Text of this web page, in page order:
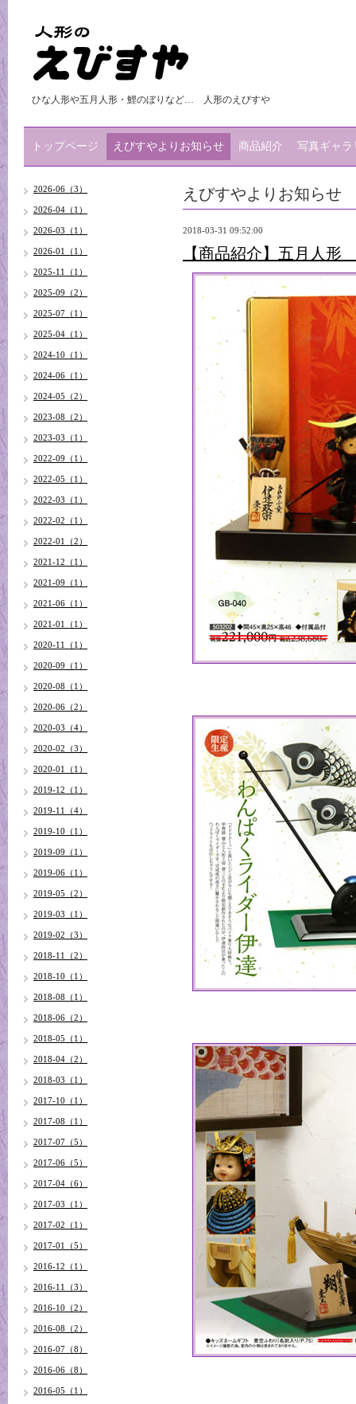
ひな人形や五月人形・鯉のぼりなど… 人形のえびすや
トップページ えびすやよりお知らせ 商品紹介 写真ギャラ
えびすやよりお知らせ
2018-03-31 09:52:00
【商品紹介】五月人
2026-06（3）
2026-04（1）
2026-03（1）
2026-01（1）
2025-11（1）
2025-09（2）
2025-07（1）
2025-04（1）
2024-10（1）
2024-06（1）
2024-05（2）
2023-08（2）
2023-03（1）
2022-09（1）
2022-05（1）
2022-03（1）
2022-02（1）
2022-01（2）
2021-12（1）
2021-09（1）
2021-06（1）
2021-01（1）
2020-11（1）
2020-09（1）
2020-08（1）
2020-06（2）
2020-03（4）
2020-02（3）
2020-01（1）
2019-12（1）
2019-11（4）
2019-10（1）
2019-09（1）
2019-06（1）
2019-05（2）
2019-03（1）
2019-02（3）
2018-11（2）
2018-10（1）
2018-08（1）
2018-06（2）
2018-05（1）
2018-04（2）
2018-03（1）
2017-10（1）
2017-08（1）
2017-07（5）
2017-06（5）
2017-04（6）
2017-03（1）
2017-02（1）
2017-01（5）
2016-12（1）
2016-11（3）
2016-10（2）
2016-08（2）
2016-07（8）
2016-06（8）
2016-05（1）